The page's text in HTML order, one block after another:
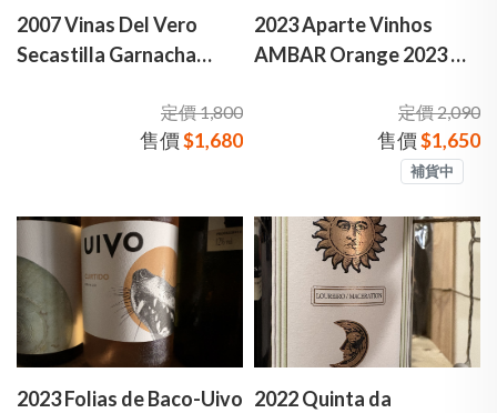
2007 Vinas Del Vero
Secastilla Garnacha
定價 1,800
售價$1,680
2023 Aparte Vinhos
AMBAR Orange 2023 阿
定價 2,090
售價$1,650
補貨中
2023 Folias de Baco-Uivo 2022 Quinta da